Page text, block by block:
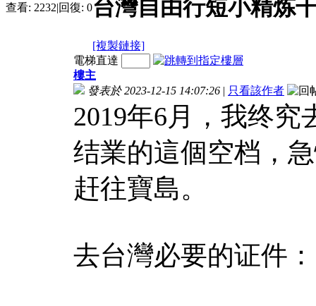
查看: 2232|回復: 0台灣自由行短小精炼
[複製鏈接]
電梯直達
樓主
發表於 2023-12-15 14:07:26 | 只看該作者
2019年6月，我终究
结業的這個空档，
赶往寶島。
去台灣必要的证件：